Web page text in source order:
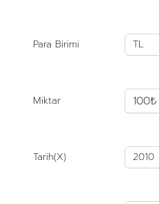
Para Birimi
Miktar
Tarih(X)